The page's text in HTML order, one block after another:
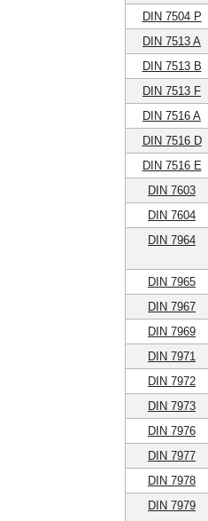
DIN 7504 P
DIN 7513 A
DIN 7513 B
DIN 7513 F
DIN 7516 A
DIN 7516 D
DIN 7516 E
DIN 7603
DIN 7604
DIN 7964
DIN 7965
DIN 7967
DIN 7969
DIN 7971
DIN 7972
DIN 7973
DIN 7976
DIN 7977
DIN 7978
DIN 7979